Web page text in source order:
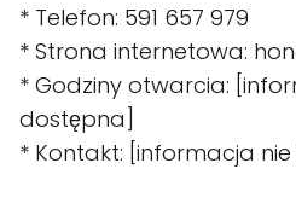
* Telefon: 591 657 979
* Strona internetowa:
* Godziny otwarcia:
dostępna]
* Kontakt: [informacja